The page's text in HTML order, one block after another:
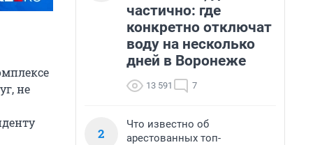
не
частично: где
конкретно отключат
воду на несколько
дней в Воронеже
13 591 7
2
Что известно об
арестованных топ-